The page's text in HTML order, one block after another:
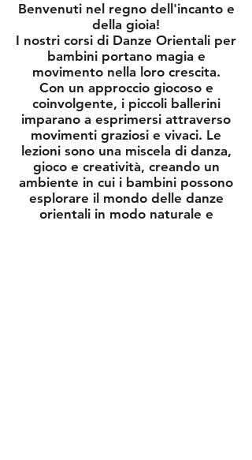
Benvenuti nel regno dell'incanto e
della gioia!
I nostri corsi di Danze Orientali per
bambini portano magia e
movimento nella loro crescita.
Con un approccio giocoso e
coinvolgente, i piccoli ballerini
imparano a esprimersi attraverso
movimenti graziosi e vivaci. Le
lezioni sono una miscela di danza,
gioco e creatività, creando un
ambiente in cui i bambini possono
esplorare il mondo delle danze
orientali in modo naturale e